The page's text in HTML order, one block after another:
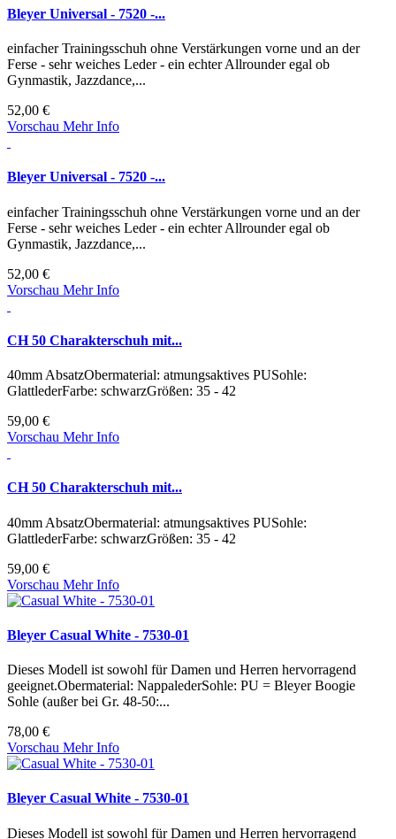
Bleyer Universal - 7520 -...
einfacher Trainingsschuh ohne Verstärkungen vorne und an der
Ferse - sehr weiches Leder - ein echter Allrounder egal ob
Gynmastik, Jazzdance,...
52,00 €
Vorschau Mehr Info
Bleyer Universal - 7520 -...
einfacher Trainingsschuh ohne Verstärkungen vorne und an der
Ferse - sehr weiches Leder - ein echter Allrounder egal ob
Gynmastik, Jazzdance,...
52,00 €
Vorschau Mehr Info
CH 50 Charakterschuh mit...
40mm AbsatzObermaterial: atmungsaktives PUSohle:
GlattlederFarbe: schwarzGrößen: 35 - 42
59,00 €
Vorschau Mehr Info
CH 50 Charakterschuh mit...
40mm AbsatzObermaterial: atmungsaktives PUSohle:
GlattlederFarbe: schwarzGrößen: 35 - 42
59,00 €
Vorschau Mehr Info
Bleyer Casual White - 7530-01
Dieses Modell ist sowohl für Damen und Herren hervorragend
geeignet.Obermaterial: NappalederSohle: PU = Bleyer Boogie
Sohle (außer bei Gr. 48-50:...
78,00 €
Vorschau Mehr Info
Bleyer Casual White - 7530-01
Dieses Modell ist sowohl für Damen und Herren hervorragend